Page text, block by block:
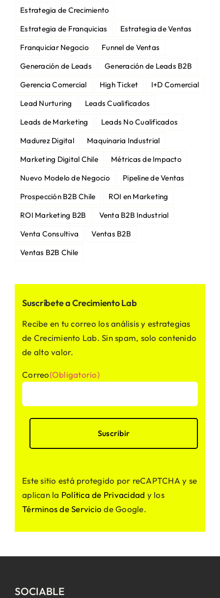
Estrategia de Crecimiento
Estrategia de Franquicias
Estrategia de Ventas
Franquiciar Negocio
Funnel de Ventas
Generación de Leads
Generación de Leads B2B
Gerencia Comercial
High Ticket
I+D Comercial
Lead Nurturing
Leads Cualificados
Leads de Marketing
Leads No Cualificados
Madurez Digital
Maquinaria Industrial
Marketing Digital Chile
Métricas de Impacto
Nuevo Modelo de Negocio
Pipeline de Ventas
Prospección B2B Chile
ROI en Marketing
ROI Marketing B2B
Venta B2B Industrial
Venta Consultiva
Ventas B2B
Ventas B2B Chile
Suscríbete a Crecimiento Lab
Recibe en tu correo los análisis y estrategias
de Crecimiento Lab. Sin spam, solo contenido
de alto valor.
Correo(Obligatorio)
Este sitio está protegido por reCAPTCHA y se
aplican la Política de Privacidad y los
Términos de Servicio de Google.
SOCIABLE